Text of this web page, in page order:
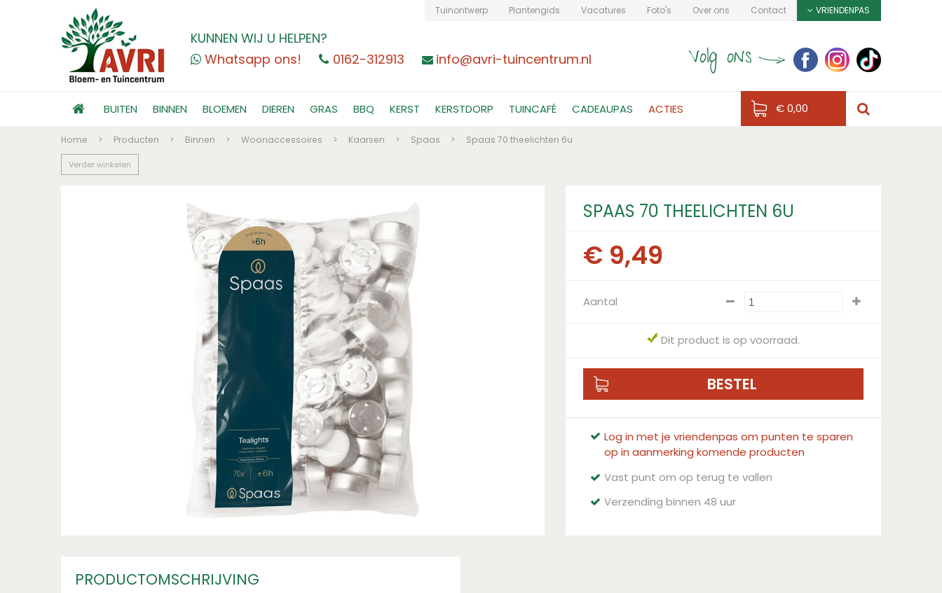
Home > Producten > Binnen > Woonaccessoires > Kaarsen > Spaas > Spaas 70 theelichten 6u
KUNNEN WIJ U HELPEN?
Whatsapp ons!
0162-312913 info@avri-tuincentrum.nl
Tuinontwerp Plantengids Vacatures Foto's Over ons Contact VRIENDENPAS
BUITEN BINNEN BLOEMEN DIEREN GRAS BBQ KERST KERSTDORP TUINCAFÉ CADEAUPAS ACTIES € 0,00
Verder winkelen
SPAAS 70 THEELICHTEN 6U
€ 9,49
Aantal
Dit product is op voorraad.
Log in met je vriendenpas om punten te sparen
op in aanmerking komende producten
Vast punt om op terug te vallen
Verzending binnen 48 uur
PRODUCTOMSCHRIJVING